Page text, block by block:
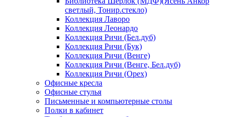
светлый, Тонир.стекло)
Коллекция Лаворо
Коллекция Леонардо
Коллекция Ричи (Бел.дуб)
Коллекция Ричи (Бук)
Коллекция Ричи (Венге)
Коллекция Ричи (Венге, Бел.дуб)
Коллекция Ричи (Орех)
Офисные кресла
Офисные стулья
Письменные и компьютерные столы
Полки в кабинет